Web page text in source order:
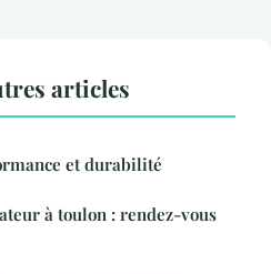
articles
et durabilité
à toulon : rendez-vous